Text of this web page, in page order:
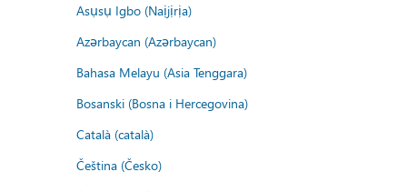
Asụsụ Igbo (Naịjịrịa)
Azərbaycan (Azərbaycan)
Bahasa Melayu (Asia Tenggara)
Bosanski (Bosna i Hercegovina)
Català (català)
Čeština (Česko)